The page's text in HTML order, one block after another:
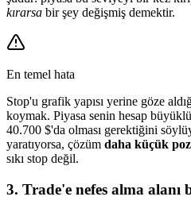
kırarsa bir şey değişmiş demektir.
En temel hata
Stop'u grafik yapısı yerine göze
koymak. Piyasa senin hesap
40.700 $'da olması gerektiğini
yaratıyorsa, çözüm daha küçük
sıkı stop değil.
3. Trade'e nefes alma alanı